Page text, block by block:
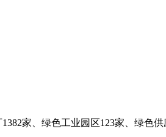
家、绿色工业园区123家、绿色